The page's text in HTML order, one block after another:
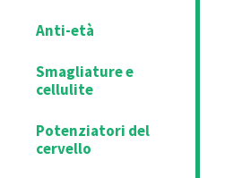
Anti-età
Smagliature e
cellulite
Potenziatori del
cervello